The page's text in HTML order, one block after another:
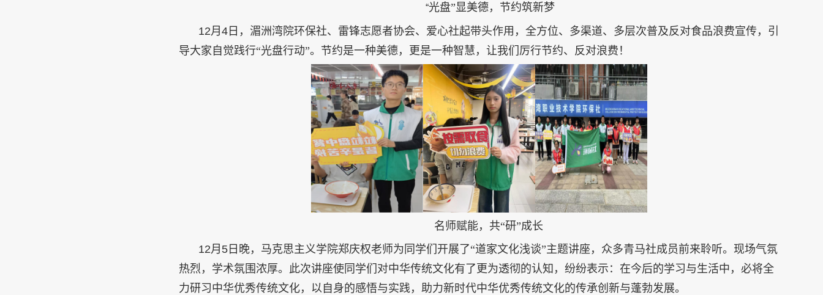
“光盘”显美德，节约筑新梦
12月 4 日，湄洲湾院环保社、雷锋志愿者协会、爱心社起带头作用，全方位、多渠道、多层次普及反对食品浪费宣传，引
导大家自觉践行“光盘行动”。节约是一种美德，更是一种智慧，让我们厉行节约、反对浪费！
名师赋能，共“研”成长
12月 5 日晚，马克思主义学院郑庆权老师为同学们开展了“道家文化浅谈”主题讲座，众多青马社成员前来聆听。现场气氛
热烈，学术氛围浓厚。此次讲座使同学们对中华传统文化有了更为透彻的认知，纷纷表示：在今后的学习与生活中，必将全
力研习中华优秀传统文化，以自身的感悟与实践，助力新时代中华优秀传统文化的传承创新与蓬勃发展。